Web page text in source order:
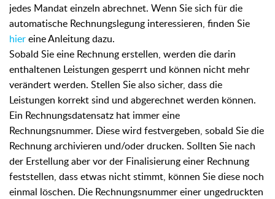
jedes Mandat einzeln abrechnet. Wenn Sie sich für die
automatische Rechnungslegung interessieren, finden Sie
hiereine Anleitung dazu.
Sobald Sie eine Rechnung erstellen, werden die darin
enthaltenen Leistungen gesperrt und können nicht mehr
verändert werden. Stellen Sie also sicher, dass die
Leistungen korrekt sind und abgerechnet werden können.
Ein Rechnungsdatensatz hat immer eine
Rechnungsnummer. Diese wird festvergeben, sobald Sie die
Rechnung archivieren und/oder drucken. Sollten Sie nach
der Erstellung aber vor der Finalisierung einer Rechnung
feststellen, dass etwas nicht stimmt, können Sie diese noch
einmal löschen. Die Rechnungsnummer einer ungedruckten